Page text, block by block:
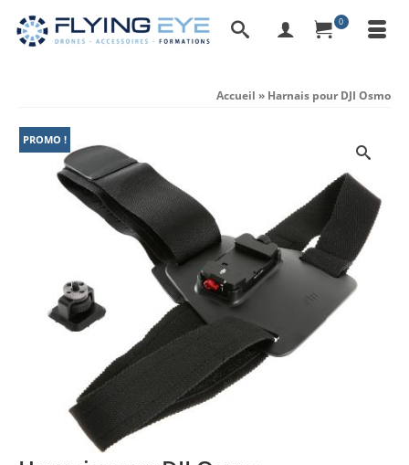
0
Accueil » Harnais pour DJI Osmo
PROMO !